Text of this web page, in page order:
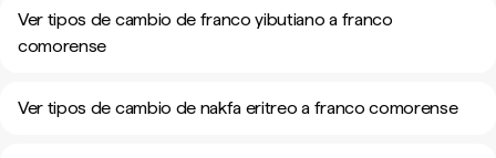
Ver tipos de cambio de franco yibutiano a franco
comorense
Ver tipos de cambio de nakfa eritreo a franco comorense